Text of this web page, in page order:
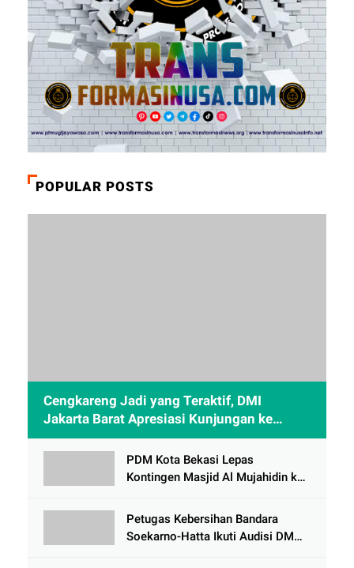
POPULAR POSTS
Cengkareng Jadi yang Teraktif, DMI
Jakarta Barat Apresiasi Kunjungan ke
Sheikh Zayed Solo
PDM Kota Bekasi Lepas
Kontingen Masjid Al Mujahidin ke
Petugas Kebersihan Bandara
Soekarno-Hatta Ikuti Audisi DMD